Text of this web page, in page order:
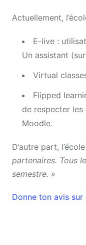
Actuellement,
E-live :
Un assistant
Virtual
Flipped
de respecter
Moodle.
D’autre part,
partenaires. Tous
semestre. »
Donne ton avis